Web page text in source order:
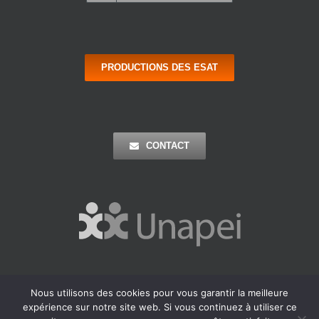
PRODUCTIONS DES ESAT
CONTACT
Copyright 2016 Apei Ouest 44 | Tous Droits Réservés |Mentions
Légales| Réalisation : Agence Outremer
Nous utilisons des cookies pour vous garantir la meilleure
expérience sur notre site web. Si vous continuez à utiliser ce